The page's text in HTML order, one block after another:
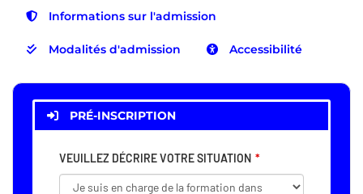
Informations sur l'admission
Modalités d'admission Accessibilité
PRÉ-INSCRIPTION
VEUILLEZ DÉCRIRE VOTRE SITUATION